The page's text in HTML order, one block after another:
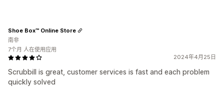
2024年4月25日
Scrubbill is great, customer services is fast and each problem
quickly solved
Shoe Box™ Online Store
南非
7个月 人在使用应用